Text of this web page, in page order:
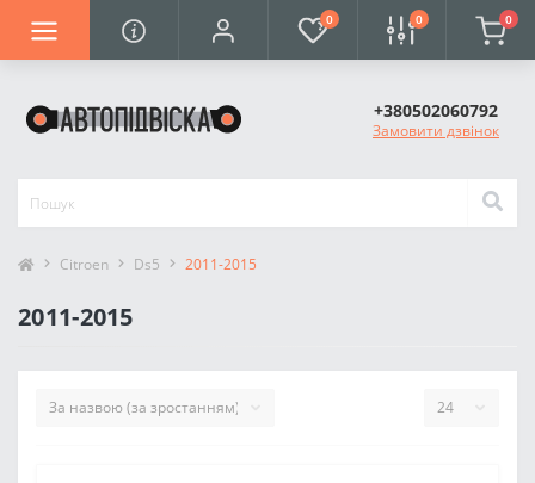
0 0 0
+380502060792
Замовити дзвінок
Citroen Ds5 2011-2015
2011-2015